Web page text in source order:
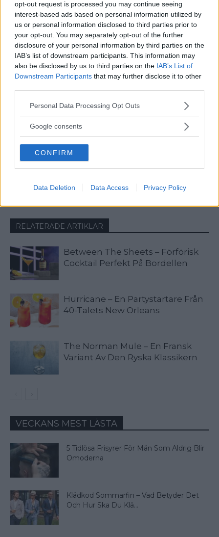
opt-out request is processed you may continue seeing
interest-based ads based on personal information utilized by
us or personal information disclosed to third parties prior to
your opt-out. You may separately opt-out of the further
disclosure of your personal information by third parties on the
IAB’s list of downstream participants. This information may
also be disclosed by us to third parties on the IAB’s List of
Downstream Participants that may further disclose it to other
Please note that this website/app uses one or more Google
not limited to your visit or usage behaviour. You may click to
use your data for below specified purposes in below Google
consent section.
Personal Data Processing Opt Outs
Google consents
CONFIRM
Data Deletion Data Access Privacy Policy
Bäst!
Erik
Manlighet är ett jäkligt intressant ämne, vad är manlighet? hur
blir man manlig? vad är omanligt? Djupa frågor... Men jag är
inte bara djup som en Kent-låt från 2001, andra saker som
intresserar mig är öl, roliga Youtubeklipp och solglasögon.
RELATERADE ARTIKLAR
Between The Sheets – Förförisk
Cocktail Perfekt På Bordellen
Hurricane – En Partystartare Från
40-Talets New Orleans
The Norman Mule – En Fransk
Variant Av Den Ryska Klassikern
VECKANS MEST LÄSTA
5 Tidlösa Frisyrer För Män Som Aldrig Blir
Omoderna
Klädkod Sommarfin – Vad Betyder Det
Och Hur Ska Du Klä...